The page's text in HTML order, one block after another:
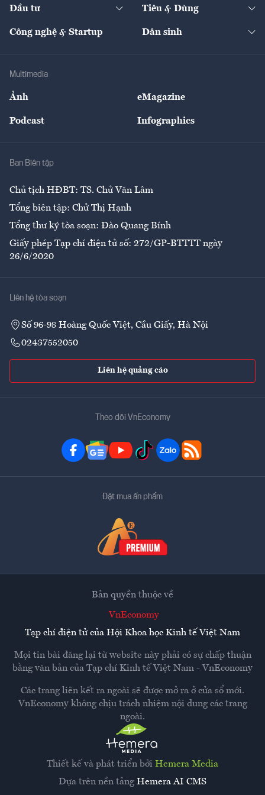
Quản trị số
Tư vấn
Thị trường
Nông sản
Đầu tư Tiêu & Dùng
Giải trí
Công nghệ & Startup Dân sinh
Multimedia
Ảnh eMagazine
Podcast Infographics
Ban Biên tập
Chủ tịch HĐBT: TS. Chử Văn Lâm
Tổng biên tập: Chử Thị Hạnh
Tổng thư ký tòa soạn: Đào Quang Bính
Giấy phép Tạp chí điện tử số: 272/GP-BTTTT ngày
26/6/2020
Liên hệ tòa soạn
Số 96-98 Hoàng Quốc Việt, Cầu Giấy, Hà Nội
02437552050
Liên hệ quảng cáo
Theo dõi VnEconomy
Đặt mua ấn phẩm
Thiết kế và phát triển bởi Hemera Media
Dựa trên nền tảng Hemera AI CMS
Bản quyền thuộc về
VnEconomy
Tạp chí điện tử của Hội Khoa học Kinh tế Việt Nam
Mọi tin bài đăng lại từ website này phải có sự chấp thuận
bằng văn bản của Tạp chí Kinh tế Việt Nam - VnEconomy
Các trang liên kết ra ngoài sẽ được mở ra ở cửa sổ mới.
VnEconomy không chịu trách nhiệm nội dung các trang
ngoài.